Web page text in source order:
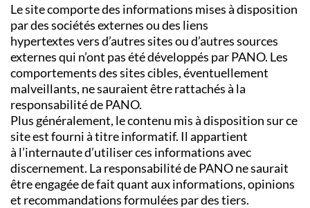
Le site comporte des informations mises à disposition
par des sociétés externes ou des liens
hypertextes vers d’autres sites ou d’autres sources
externes qui n’ont pas été développés par PANO. Les
comportements des sites cibles, éventuellement
malveillants, ne sauraient être rattachés à la
responsabilité de PANO.
Plus généralement, le contenu mis à disposition sur ce
site est fourni à titre informatif. Il appartient
à l’internaute d’utiliser ces informations avec
discernement. La responsabilité de PANO ne saurait
être engagée de fait quant aux informations, opinions
et recommandations formulées par des tiers.